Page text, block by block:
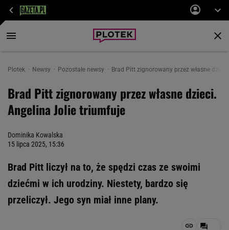
Plotek Newsy Pozostałe newsy Brad Pitt zignorowany przez własne
Brad Pitt zignorowany przez własne dzieci.
Angelina Jolie triumfuje
Dominika Kowalska
15 lipca 2025, 15:36
Brad Pitt liczył na to, że spędzi czas ze swoimi
dziećmi w ich urodziny. Niestety, bardzo się
przeliczył. Jego syn miał inne plany.